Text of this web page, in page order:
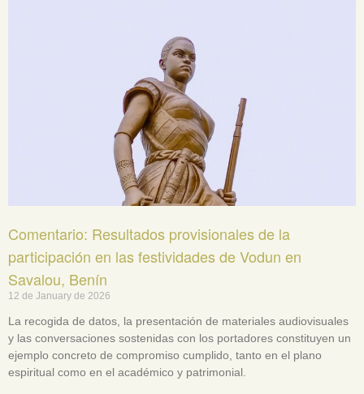
Comentario: Resultados provisionales de la
participación en las festividades de Vodun en
Savalou, Benín
12 de January de 2026
La recogida de datos, la presentación de materiales audiovisuales
y las conversaciones sostenidas con los portadores constituyen un
ejemplo concreto de compromiso cumplido, tanto en el plano
espiritual como en el académico y patrimonial.